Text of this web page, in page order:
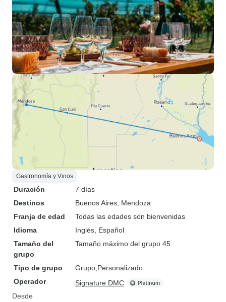
Gastronomía y Vinos
Duración
7 días
Destinos
Buenos Aires , Mendoza
Franja de edad
Todas las edades son bienvenidas
Idioma
Inglés, Español
Tamaño del
grupo
Tamaño máximo del grupo 45
Tipo de grupo Grupo Personalizado
Operador
Signature DMC
Desde